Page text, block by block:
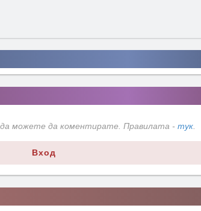
можете да коментирате. Правилата - тук.
Вход